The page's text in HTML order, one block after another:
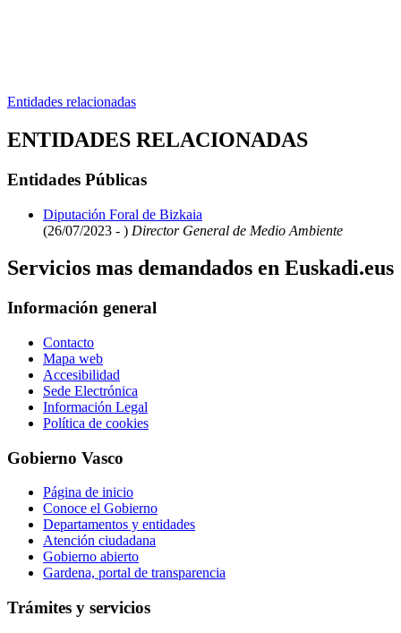
Entidades relacionadas
ENTIDADES RELACIONADAS
Entidades Públicas
Diputación Foral de Bizkaia
(26/07/2023 - ) Director General de Medio Ambiente
Servicios mas demandados en Euskadi.eus
Información general
Contacto
Mapa web
Accesibilidad
Sede Electrónica
Información Legal
Política de cookies
Gobierno Vasco
Página de inicio
Conoce el Gobierno
Departamentos y entidades
Atención ciudadana
Gobierno abierto
Gardena, portal de transparencia
Trámites y servicios